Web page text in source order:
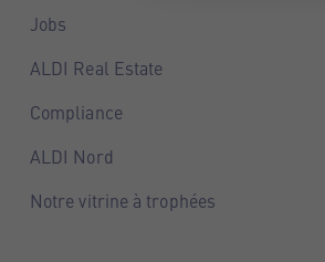
Jobs
ALDI Real Estate
Compliance
ALDI Nord
Notre vitrine à trophées